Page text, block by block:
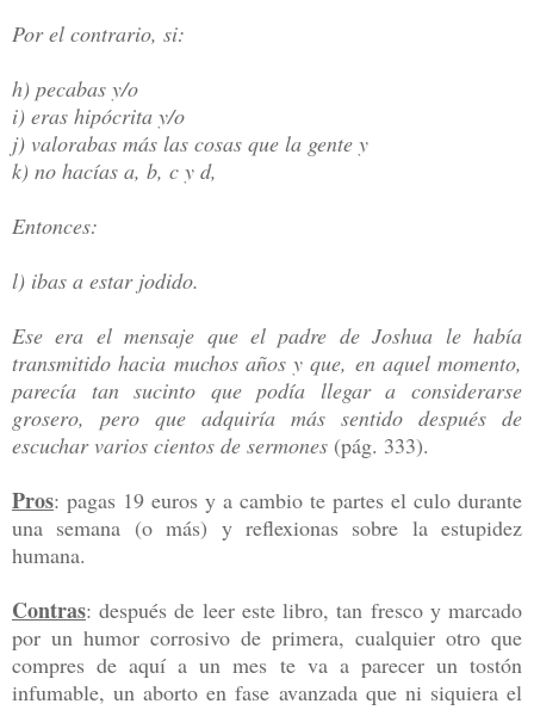
Por el contrario, si:
h) pecabas y/o
i) eras hipócrita y/o
j) valorabas más las cosas que la gente y
k) no hacías a, b, c y d,
Entonces:
l) ibas a estar jodido.
Ese era el mensaje que el padre de Joshua le había
transmitido hacia muchos años y que, en aquel momento,
parecía tan sucinto que podía llegar a considerarse
grosero, pero que adquiría más sentido después de
escuchar varios cientos de sermones (pág. 333).
Pros: pagas 19 euros y a cambio te partes el culo durante
una semana (o más) y reflexionas sobre la estupidez
humana.
Contras: después de leer este libro, tan fresco y marcado
por un humor corrosivo de primera, cualquier otro que
compres de aquí a un mes te va a parecer un tostón
infumable, un aborto en fase avanzada que ni siquiera el